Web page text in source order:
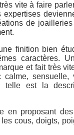
vite à faire
de
finition bien
caractères.
et fait très
sensuelle,
telle est la
en proposant
cous, doigts,